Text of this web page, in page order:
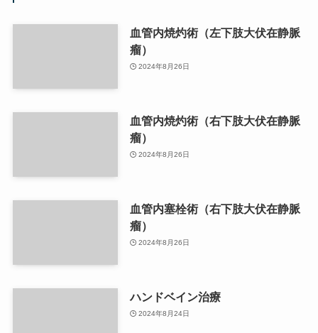
血管内焼灼術（左下肢大伏在静脈
瘤）
2024年8月26日
血管内焼灼術（右下肢大伏在静脈
瘤）
2024年8月26日
血管内塞栓術（右下肢大伏在静脈
瘤）
2024年8月26日
ハンドベイン治療
2024年8月24日